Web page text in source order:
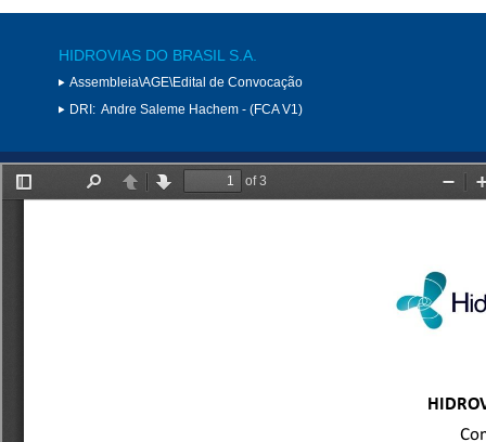
HIDROVIAS DO BRASIL S.A.
Assembleia\AGE\Edital de Convocação
DRI: Andre Saleme Hachem - (FCA V1)